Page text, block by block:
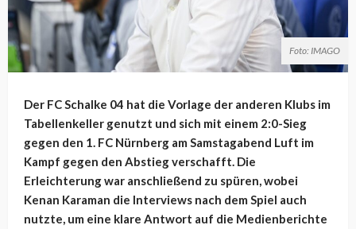
Foto: IMAGO
Der FC Schalke 04 hat die Vorlage der anderen Klubs im
Tabellenkeller genutzt und sich mit einem 2:0-Sieg
gegen den 1. FC Nürnberg am Samstagabend Luft im
Kampf gegen den Abstieg verschafft. Die
Erleichterung war anschließend zu spüren, wobei
Kenan Karaman die Interviews nach dem Spiel auch
nutzte, um eine klare Antwort auf die Medienberichte